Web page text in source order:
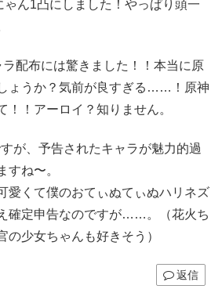
ゃん1凸にしました！やっぱり頭一
配布には驚きました！！本当に原
ょうか？気前が良すぎる……！原神
！！アーロイ？知りません。
が、予告されたキャラが魅力的過
すね〜。
愛くて僕のおてぃぬてぃぬハリネズ
確定申告なのですが……。（花火ち
の少女ちゃんも好きそう）
返信